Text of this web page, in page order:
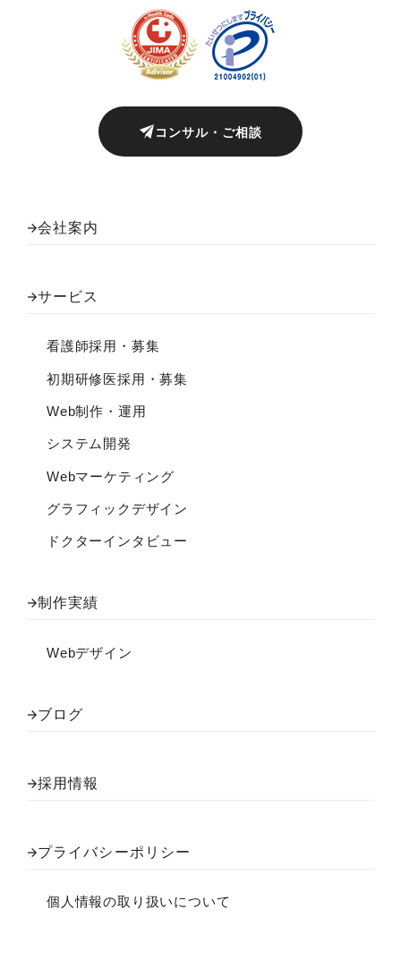
コンサル・ご相談
会社案内
サービス
看護師採用・募集
初期研修医採用・募集
Web制作・運用
システム開発
Webマーケティング
グラフィックデザイン
ドクターインタビュー
制作実績
Webデザイン
ブログ
採用情報
プライバシーポリシー
個人情報の取り扱いについて